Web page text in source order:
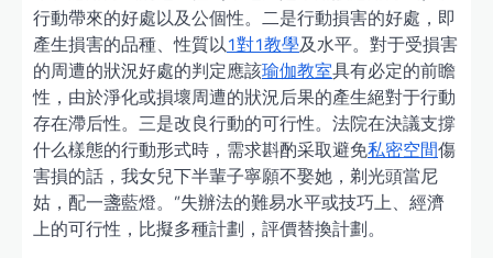
行動帶來的好處以及公個性。二是行動損害的好處，即
產生損害的品種、性質以1對1教學及水平。對于受損害
的周遭的狀況好處的判定應該瑜伽教室具有必定的前瞻
性，由於淨化或損壞周遭的狀況后果的產生絕對于行動
存在滯后性。三是改良行動的可行性。法院在決議支撐
什么樣態的行動形式時，需求斟酌采取避免私密空間傷
害損的話，我女兒下半輩子寧願不娶她，剃光頭當尼
姑，配一盞藍燈。”失辦法的難易水平或技巧上、經濟
上的可行性，比擬多種計劃，評價替換計劃。